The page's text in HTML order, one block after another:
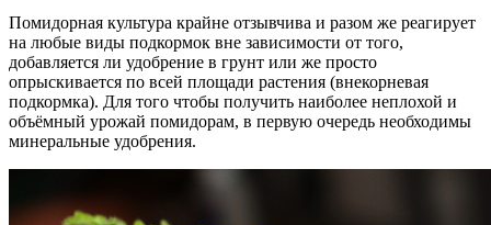
Помидорная культура крайне отзывчива и разом же реагирует
на любые виды подкормок вне зависимости от того,
добавляется ли удобрение в грунт или же просто
опрыскивается по всей площади растения (внекорневая
подкормка). Для того чтобы получить наиболее неплохой и
объёмный урожай помидорам, в первую очередь необходимы
минеральные удобрения.